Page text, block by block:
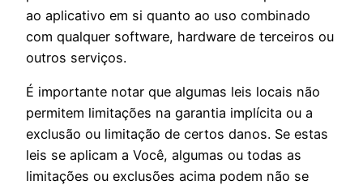
ao aplicativo em si quanto ao uso combinado
com qualquer software, hardware de terceiros ou
outros serviços.
É importante notar que algumas leis locais não
permitem limitações na garantia implícita ou a
exclusão ou limitação de certos danos. Se estas
leis se aplicam a Você, algumas ou todas as
limitações ou exclusões acima podem não se